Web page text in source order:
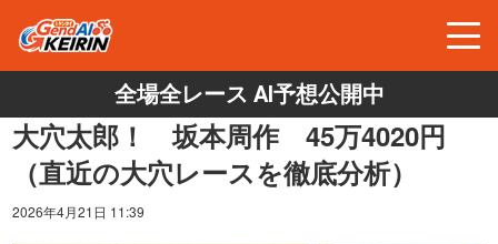
全場全レース AI予想公開中
大穴太郎！ 坂本周作 45万4020円
（直近の大穴レースを徹底分析）
2026年4月21日 11:39